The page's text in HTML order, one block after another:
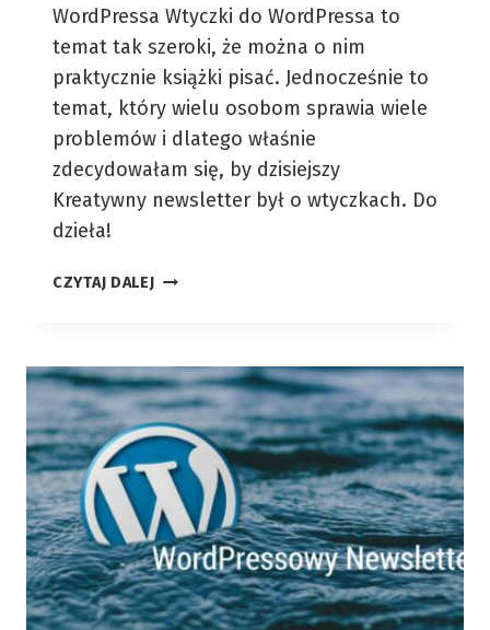
WordPressa Wtyczki do WordPressa to
temat tak szeroki, że można o nim
praktycznie książki pisać. Jednocześnie to
temat, który wielu osobom sprawia wiele
problemów i dlatego właśnie
zdecydowałam się, by dzisiejszy
Kreatywny newsletter był o wtyczkach. Do
dzieła!
CZYTAJ DALEJSTYCZEŃ
W
WORDPRESSIE